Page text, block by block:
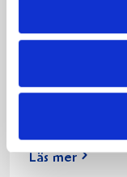
Läs mer om
Läs mer